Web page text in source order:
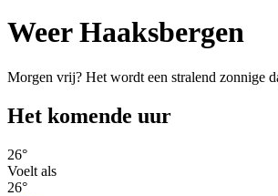
Weer Haaksbergen
Morgen vrij? Het wordt een stralend zonnige
Het komende uur
26°
Voelt als
26°